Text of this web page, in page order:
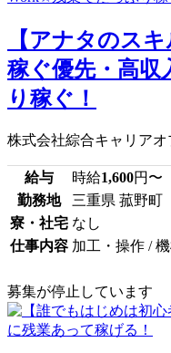
【アナタのス
稼ぐ優先・高
り稼ぐ！
株式会社綜合キャリアオ
給与 時給1,600円〜
勤務地
三重県 菰野町
寮・社宅 なし
仕事内容 加工・操作 /
募集が停止しています